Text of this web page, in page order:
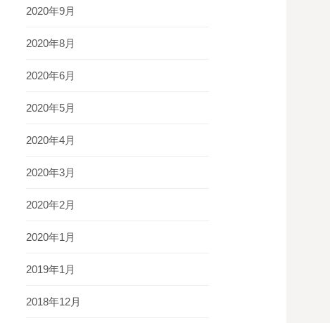
2020年9月
2020年8月
2020年6月
2020年5月
2020年4月
2020年3月
2020年2月
2020年1月
2019年1月
2018年12月